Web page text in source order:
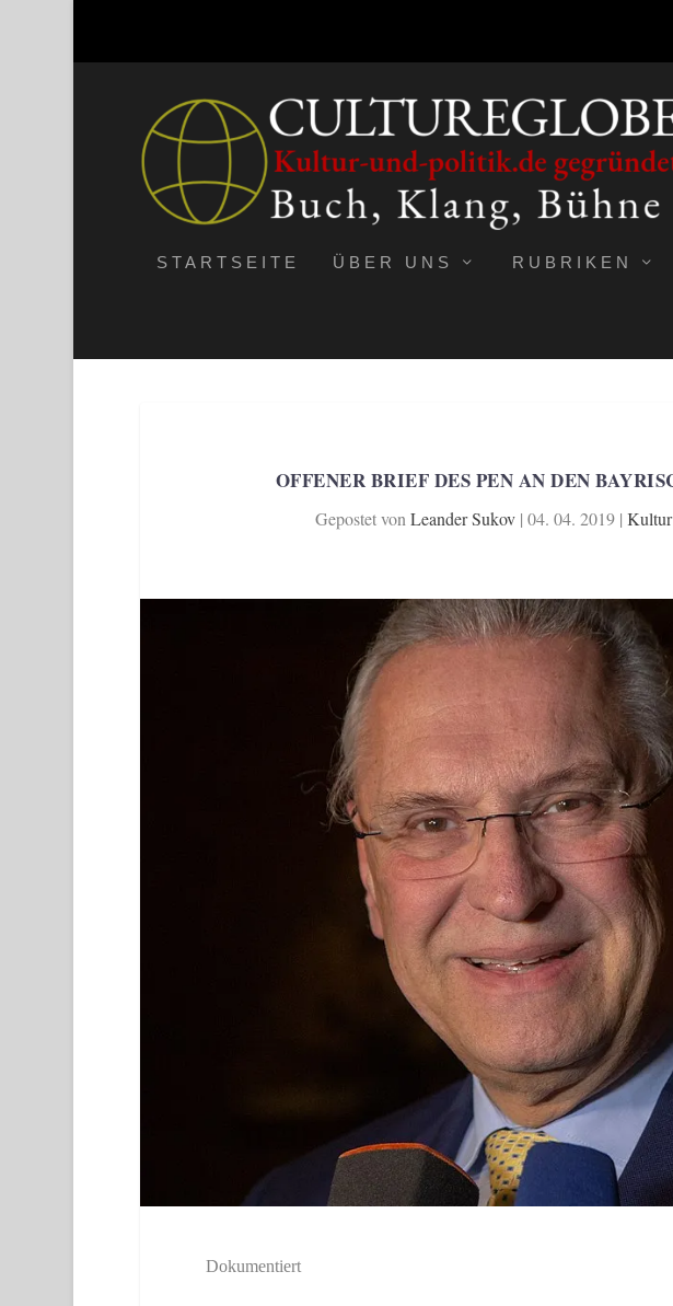
STARTSEITE ÜBER UNS RUBRIKEN
OFFENER BRIEF DES PEN AN DEN
Gepostet von Leander Sukov| 04. 04. 2019|
Dokumentiert